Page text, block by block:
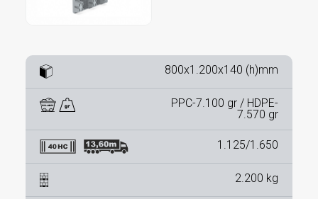
800x1.200x140 (h)mm
PPC-7.100 gr / HDPE-
7.570 gr
1.125/1.650
2.200 kg